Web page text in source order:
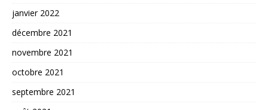
janvier 2022
décembre 2021
novembre 2021
octobre 2021
septembre 2021